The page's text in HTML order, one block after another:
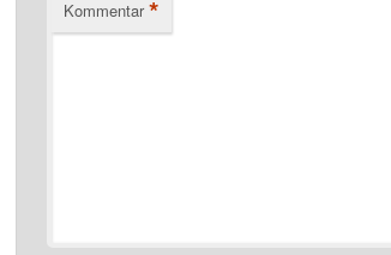
Kommentar *